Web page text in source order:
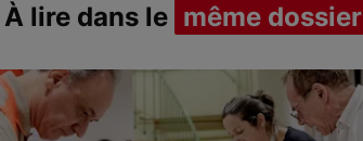
À lire dans le même dossier